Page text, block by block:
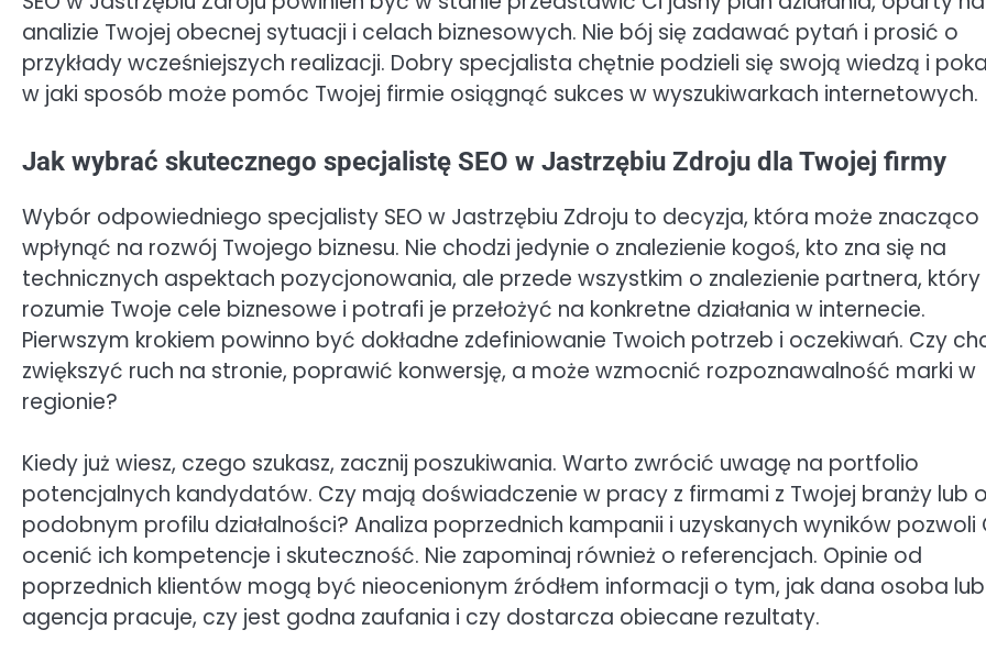
analizie Twojej obecnej sytuacji i celach biznesowych. Nie bój się zadawać pytań i prosić o
przykłady wcześniejszych realizacji. Dobry specjalista chętnie podzieli się swoją wiedzą i
w jaki sposób może pomóc Twojej firmie osiągnąć sukces w wyszukiwarkach internetowych.
Jak wybrać skutecznego specjalistę SEO w Jastrzębiu Zdroju dla Twojej firmy
Wybór odpowiedniego specjalisty SEO w Jastrzębiu Zdroju to decyzja, która może znacząco
wpłynąć na rozwój Twojego biznesu. Nie chodzi jedynie o znalezienie kogoś, kto zna się na
technicznych aspektach pozycjonowania, ale przede wszystkim o znalezienie partnera, który
rozumie Twoje cele biznesowe i potrafi je przełożyć na konkretne działania w internecie.
Pierwszym krokiem powinno być dokładne zdefiniowanie Twoich potrzeb i oczekiwań. Czy
zwiększyć ruch na stronie, poprawić konwersję, a może wzmocnić rozpoznawalność marki w
regionie?
Kiedy już wiesz, czego szukasz, zacznij poszukiwania. Warto zwrócić uwagę na portfolio
potencjalnych kandydatów. Czy mają doświadczenie w pracy z firmami z Twojej branży lub
podobnym profilu działalności? Analiza poprzednich kampanii i uzyskanych wyników pozwoli
ocenić ich kompetencje i skuteczność. Nie zapominaj również o referencjach. Opinie od
poprzednich klientów mogą być nieocenionym źródłem informacji o tym, jak dana osoba lub
agencja pracuje, czy jest godna zaufania i czy dostarcza obiecane rezultaty.